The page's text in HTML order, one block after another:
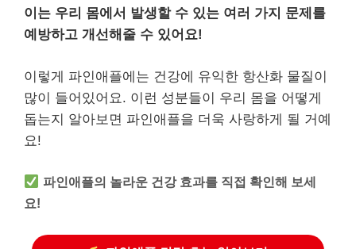
이는 우리 몸에서 발생할 수 있는 여러 가지 문제를
예방하고 개선해줄 수 있어요!
이렇게 파인애플에는 건강에 유익한 항산화 물질이
많이 들어있어요. 이런 성분들이 우리 몸을 어떻게
돕는지 알아보면 파인애플을 더욱 사랑하게 될 거예
요!
파인애플의 놀라운 건강 효과를 직접 확인해 보세
요!